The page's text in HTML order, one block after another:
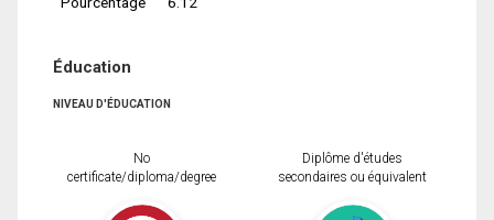
Éducation
NIVEAU D'ÉDUCATION
No
certificate/diploma/degree
Diplôme d'études
secondaires ou équivalent